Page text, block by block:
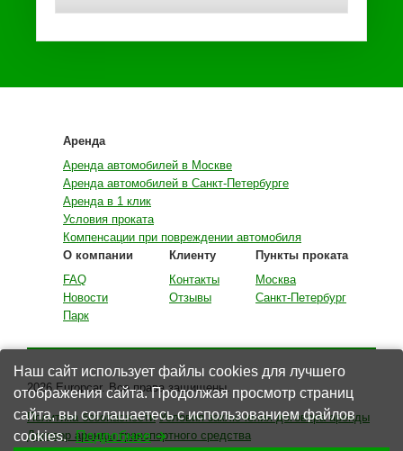
Аренда
Аренда автомобилей в Москве
Аренда автомобилей в Санкт-Петербурге
Аренда в 1 клик
Условия проката
Компенсации при повреждении автомобиля
О компании
FAQ
Новости
Парк
Клиенту
Контакты
Отзывы
Пункты проката
Москва
Санкт-Петербург
2026 Europcar. Все права защищены.
Политика безопасности Условия заключения договора аренды
Договор аренды транспортного средства
Наш сайт использует файлы cookies для лучшего
отображения сайта. Продолжая просмотр страниц
сайта, вы соглашаетесь с использованием файлов
cookies. Подробнее